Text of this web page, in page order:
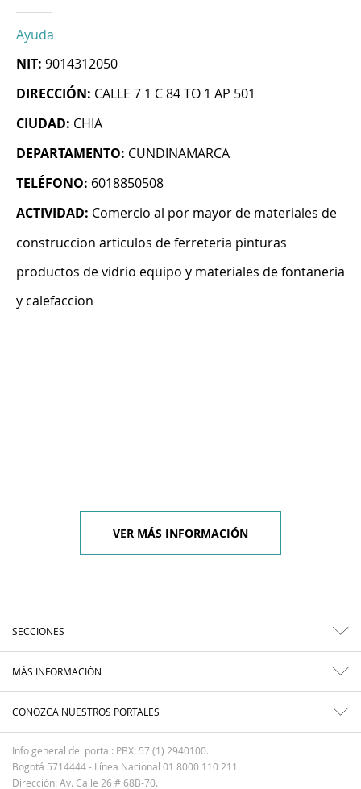
Ayuda
NIT: 9014312050
DIRECCIÓN: CALLE 7 1 C 84 TO 1 AP 501
CIUDAD: CHIA
DEPARTAMENTO: CUNDINAMARCA
TELÉFONO: 6018850508
ACTIVIDAD: Comercio al por mayor de materiales de
construccion articulos de ferreteria pinturas
productos de vidrio equipo y materiales de fontaneria
y calefaccion
VER MÁS INFORMACIÓN
SECCIONES
MÁS INFORMACIÓN
CONOZCA NUESTROS PORTALES
Info general del portal: PBX: 57 (1) 2940100.
Bogotá 5714444 - Línea Nacional 01 8000 110 211.
Dirección: Av. Calle 26 # 68B-70.